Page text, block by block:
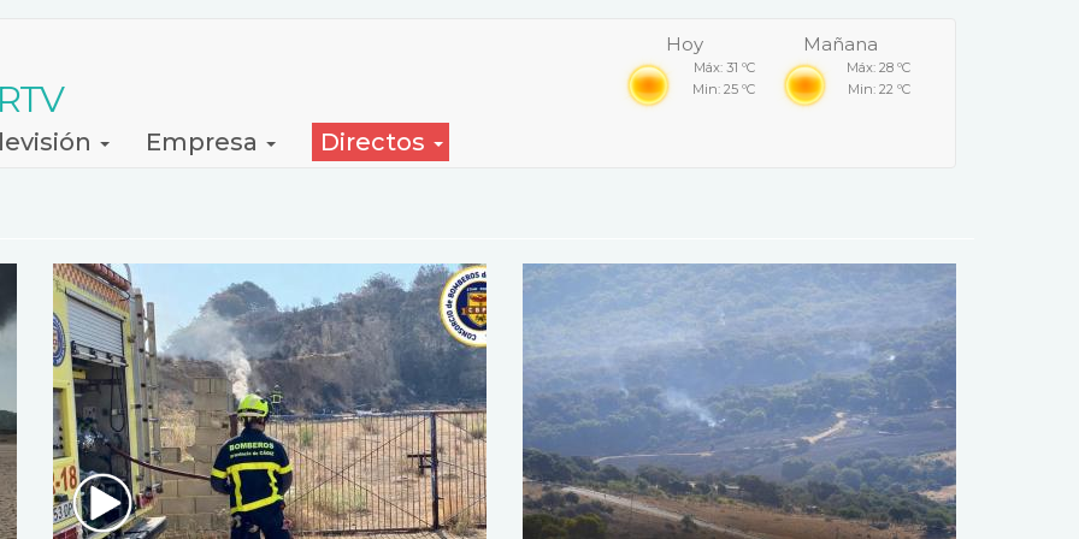
Hoy
Máx: 31 ºC
Min: 25 ºC
Mañana
Máx: 28 ºC
Min: 22 ºC
Empresa Directos